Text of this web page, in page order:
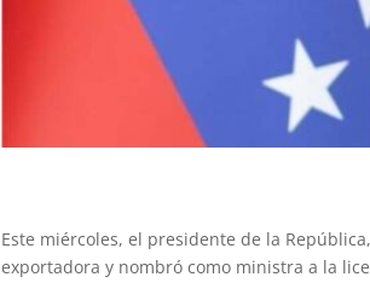
Este miércoles, el presidente de la
exportadora y nombró como ministra a la